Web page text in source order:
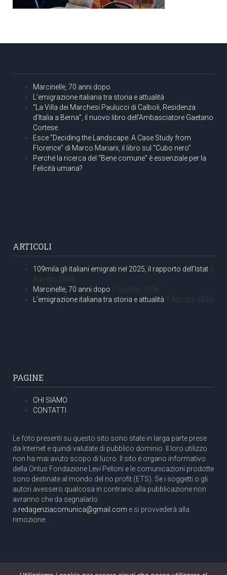
Marcinelle, 70 anni dopo
L’emigrazione italiana tra storia e attualità
“La Villa dei Marchesi Paulucci di Calboli, Residenza
d’Italia a Berna”, il nuovo libro dell’Ambasciatore Gaetano
Cortese
Esce “Deciding the Landscape. A Case Study from
Florence” di Marco Mariani, il libro sul “Cubo nero”
Perché la ricerca del “Bene comune” è essenziale per la
Felicità umana?
ARTICOLI
109mila gli italiani emigrati nel 2025, il rapporto dell’Istat 5
Agosto 2026
Marcinelle, 70 anni dopo 5 Agosto 2026
L’emigrazione italiana tra storia e attualità 1 Agosto 2026
PAGINE
CHI SIAMO
CONTATTI
Le foto presenti su questo sito sono state in larga parte prese
da Internet e quindi valutate di pubblico dominio. Il loro utilizzo
non ha mai avuto scopo di lucro. Il sito è organo informativo
della Onlus Fondazione Levi Pelloni e le comunicazioni prodotte
sono destinate al mondo del no profit (ETS). Se i soggetti o gli
autori avessero qualcosa in contrario alla pubblicazione non
avranno che da segnalarlo
a redagenziacomunica@gmail.com e si provvederà alla
rimozione.